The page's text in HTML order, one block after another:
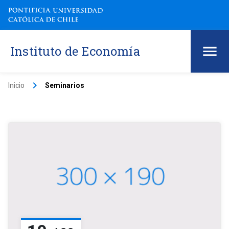
Instituto de Economía
Inicio keyboard_arrow_right Seminarios